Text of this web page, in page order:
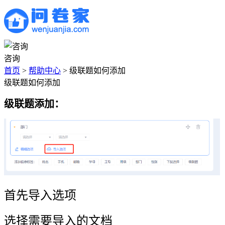
咨询
首页 > 帮助中心 > 级联题如何添加
级联题如何添加
级联题添加：
首先导入选项
选择需要导入的文档